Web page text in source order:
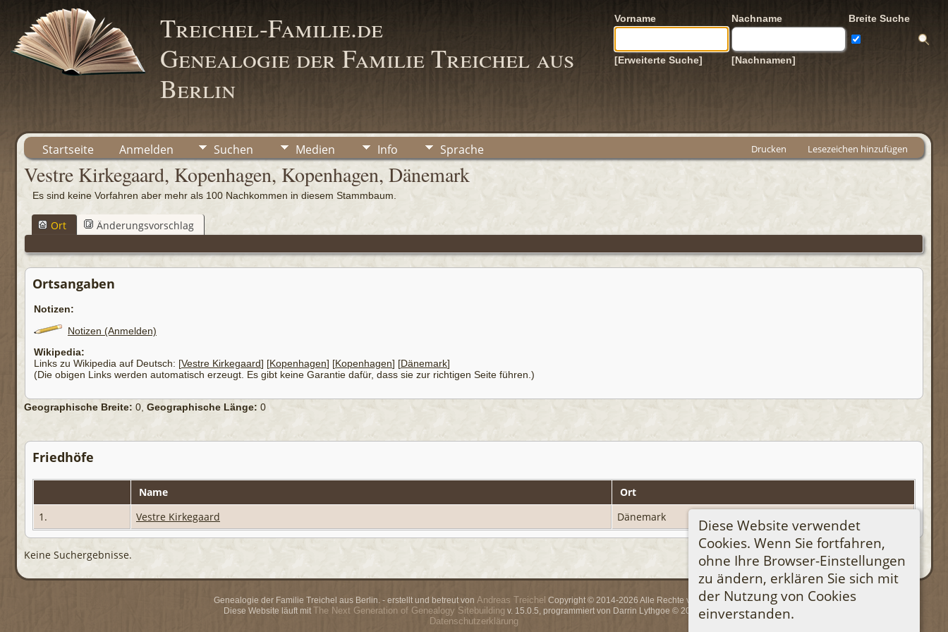
Treichel-Familie.de
Genealogie der Familie Treichel aus
Berlin
Vorname Nachname Breite Suche
[Erweiterte Suche] [Nachnamen]
Startseite Anmelden Suchen Medien Info Sprache Drucken Lesezeichen hinzufügen
Diese Website verwendet
Cookies. Wenn Sie fortfahren,
ohne Ihre Browser-Einstellungen
zu ändern, erklären Sie sich mit
der Nutzung von Cookies
einverstanden.
Vestre Kirkegaard, Kopenhagen, Kopenhagen, Dänemark
Es sind keine Vorfahren aber mehr als 100 Nachkommen in diesem Stammbaum.
Ort Änderungsvorschlag
Ortsangaben
Notizen:
Notizen (Anmelden)
Wikipedia:
Links zu Wikipedia auf Deutsch: [Vestre Kirkegaard] [Kopenhagen] [Kopenhagen] [Dänemark]
(Die obigen Links werden automatisch erzeugt. Es gibt keine Garantie dafür, dass sie zur richtigen Seite führen.)
Geographische Breite: 0, Geographische Länge: 0
Friedhöfe
Name
Ort
1.
Vestre Kirkegaard Dänemark
Keine Suchergebnisse.
Genealogie der Familie Treichel aus Berlin. - erstellt und betreut von Andreas Treichel Copyright © 2014-2026 Alle Rechte vorbehalten.
Diese Website läuft mitThe Next Generation of Genealogy Sitebuilding v. 15.0.5, programmiert von Darrin Lythgoe © 2001-2026.
Datenschutzerklärung